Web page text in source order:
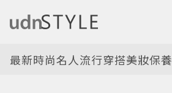
最新時尚名人流行穿搭美妝保養